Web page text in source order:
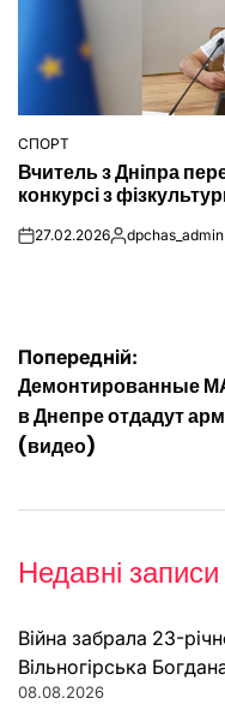
ОПУБЛІКУВАТИ
У
СПОРТ
Вчитель з Дніпра
конкурсі з
on27.02.2026Опубліковано
dpchas_admin
Навігація
записів
Попередній:
Демонтированные
в Днепре отдадут
(видео)
Недавні записи
Війна забрала 23-
Вільногірська
08.08.2026